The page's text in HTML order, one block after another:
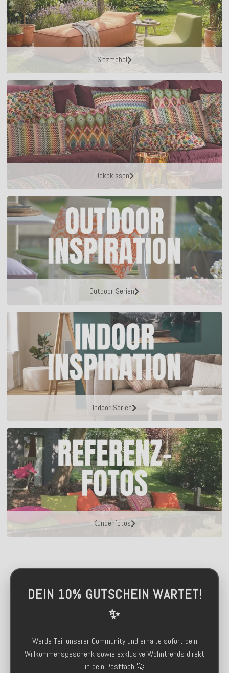
Sitzmöbel
Dekokissen
Outdoor Serien
Indoor Serien
Kundenfotos
DEIN 10% GUTSCHEIN WARTET!
✨
Werde Teil unserer Community und erhalte sofort dein
Willkommensgeschenk sowie exklusive Wohntrends direkt
in dein Postfach 🚀